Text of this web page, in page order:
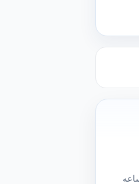
أفراد أمن أماكن العمل مدينة مستقبل سيتي عدد ساعات العمل 12 ساعه